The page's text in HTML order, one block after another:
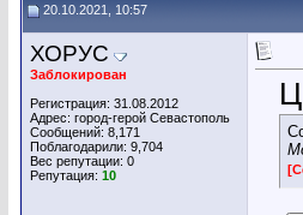
20.10.2021, 10:57
ХОРУС
Заблокирован
Регистрация: 31.08.2012
Адрес: город-герой Севастополь
Сообщений: 8,171
Поблагодарили: 9,704
Вес репутации: 0
Репутация: 10